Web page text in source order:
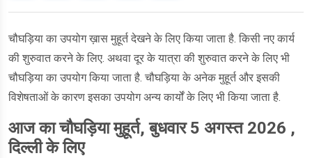
चौघड़िया का उपयोग ख़ास मुहूर्त देखने के लिए किया जाता है. किसी नए कार्य
की शुरुवात करने के लिए. अथवा दूर के यात्रा की शुरुवात करने के लिए भी
चौघड़िया का उपयोग किया जाता है. चौघड़िया के अनेक मुहूर्त और इसकी
विशेषताओं के कारण इसका उपयोग अन्य कार्यों के लिए भी किया जाता है.
आज का चौघड़िया मुहूर्त, बुधवार 5 अगस्त 2026 ,
दिल्ली के लिए